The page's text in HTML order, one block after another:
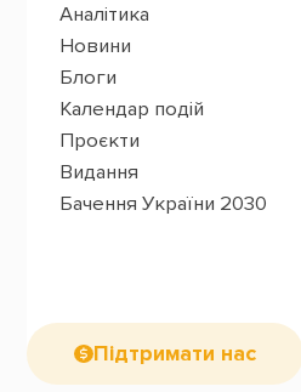
Аналітика
Новини
Блоги
Календар подій
Проєкти
Видання
Бачення України 2030
Підтримати нас